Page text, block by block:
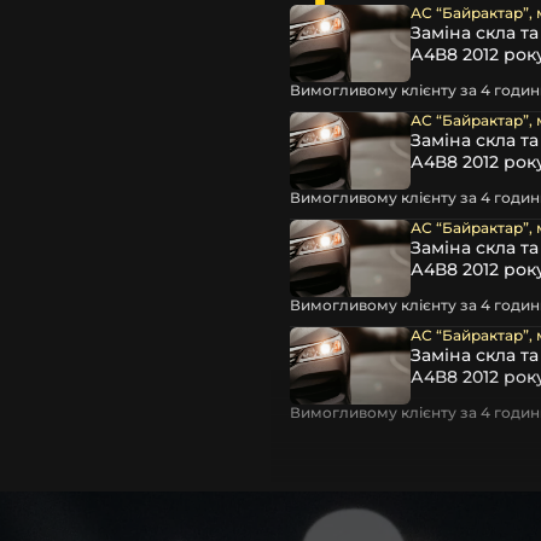
АС “Байрактар”,
Заміна скла
А4В8 2012
Вимогливому клієнту за 4
АС “Байрактар”,
Заміна скла
А4В8 2012
Вимогливому клієнту за 4
АС “Байрактар”,
Заміна скла
А4В8 2012
Вимогливому клієнту за 4
АС “Байрактар”,
Заміна скла
А4В8 2012
Вимогливому клієнту за 4